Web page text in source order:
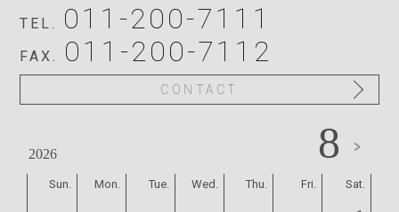
TEL. 011-200-7111
FAX. 011-200-7112
CONTACT
Sun. Mon. Tue. Wed. Thu. Fri. Sat.
2026 8